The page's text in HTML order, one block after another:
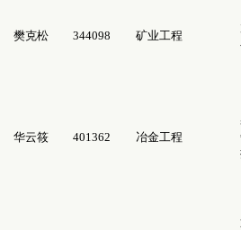
樊克松 344098 矿业工程
华云筱 401362 冶金工程